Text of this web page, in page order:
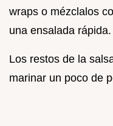
wraps o mézclalos
una ensalada rápida.
Los restos de la
marinar un poco de